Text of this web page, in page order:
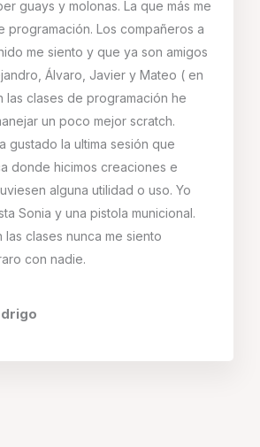
guays y molonas. La que más me
programación. Los compañeros a
me siento y que ya son amigos
Álvaro, Javier y Mateo ( en
las clases de programación he
un poco mejor scratch.
gustado la ultima sesión que
donde hicimos creaciones e
alguna utilidad o uso. Yo
Sonia y una pistola municional.
clases nunca me siento
con nadie.